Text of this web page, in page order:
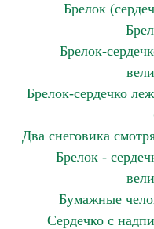
Брелок
Брелок-
Брелок-сердечко
Два снеговика
Брелок -
Бумажные
Сердечко с